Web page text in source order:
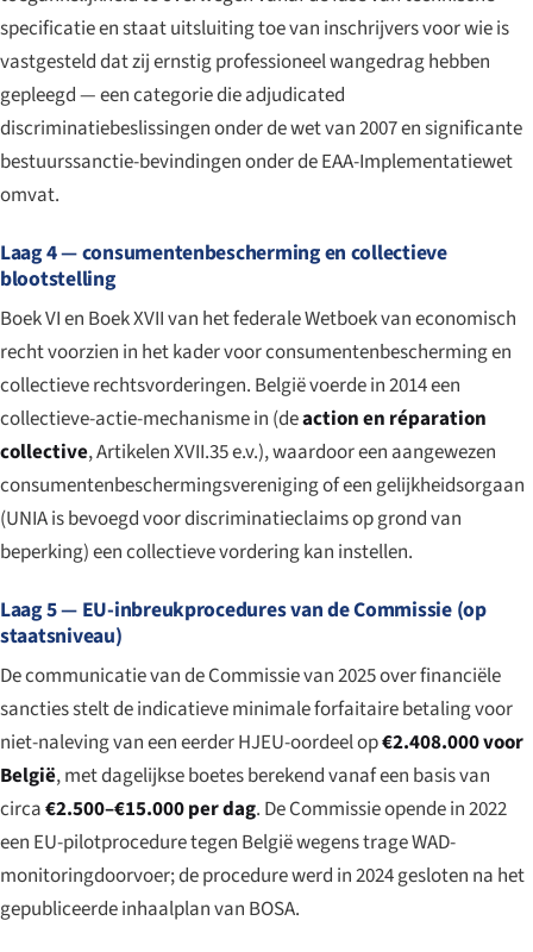
specificatie en staat uitsluiting toe van inschrijvers voor wie is
vastgesteld dat zij ernstig professioneel wangedrag hebben
gepleegd — een categorie die adjudicated
discriminatiebeslissingen onder de wet van 2007 en significante
bestuurssanctie-bevindingen onder de EAA-Implementatiewet
omvat.
Laag 4 — consumentenbescherming en collectieve
blootstelling
Boek VI en Boek XVII van het federale Wetboek van economisch
recht voorzien in het kader voor consumentenbescherming en
collectieve rechtsvorderingen. België voerde in 2014 een
collectieve-actie-mechanisme in (deaction en réparation
collective, Artikelen XVII.35 e.v.), waardoor een aangewezen
consumentenbeschermingsvereniging of een gelijkheidsorgaan
(UNIA is bevoegd voor discriminatieclaims op grond van
beperking) een collectieve vordering kan instellen.
Laag 5 — EU-inbreukprocedures van de Commissie (op
staatsniveau)
De communicatie van de Commissie van 2025 over financiële
sancties stelt de indicatieve minimale forfaitaire betaling voor
niet-naleving van een eerder HJEU-oordeel op€2.408.000 voor
België, met dagelijkse boetes berekend vanaf een basis van
circa€2.500–€15.000 per dag. De Commissie opende in 2022
een EU-pilotprocedure tegen België wegens trage WAD-
monitoringdoorvoer; de procedure werd in 2024 gesloten na het
gepubliceerde inhaalplan van BOSA.